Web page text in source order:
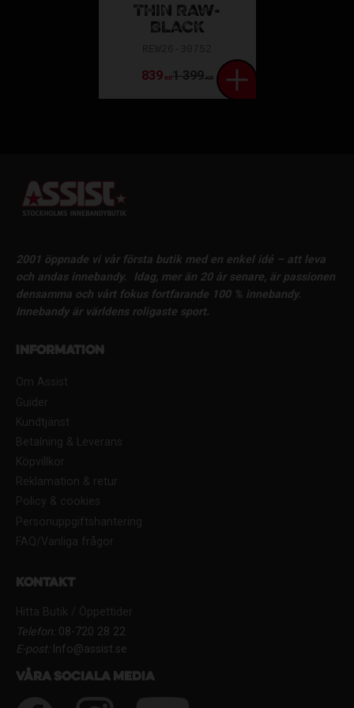
THIN RAW-
BLACK
839KR1 399KR
2001 öppnade vi vår första butik med en enkel idé – att leva
och andas innebandy.
Idag, mer än 20 år senare, är passionen
densamma och vårt fokus fortfarande 100 % innebandy.
Innebandy är världens roligaste sport.
Information
Om Assist
Guider
Kundtjänst
Betalning & Leverans
Köpvillkor
Reklamation & retur
Policy & cookies
Personuppgiftshantering
FAQ/Vanliga frågor
Kontakt
Hitta Butik / Öppettider
Telefon:08-720 28 22
E-post:Info@assist.se
Våra sociala media